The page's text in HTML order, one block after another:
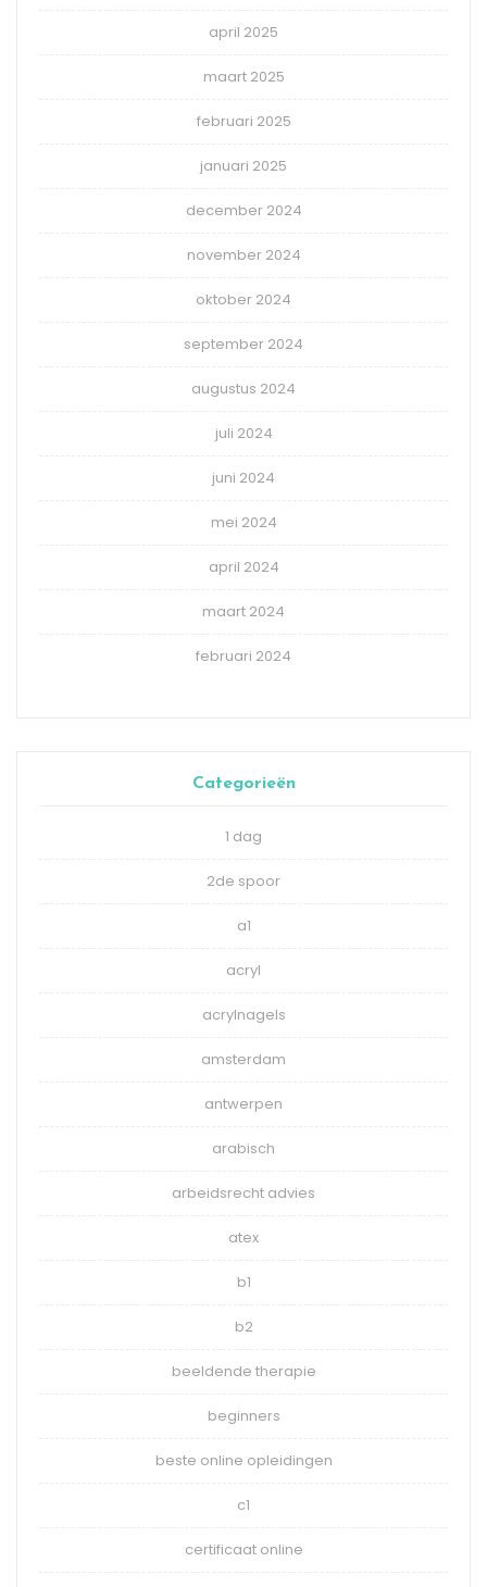
april 2025
maart 2025
februari 2025
januari 2025
december 2024
november 2024
oktober 2024
september 2024
augustus 2024
juli 2024
juni 2024
mei 2024
april 2024
maart 2024
februari 2024
Categorieën
1 dag
2de spoor
a1
acryl
acrylnagels
amsterdam
antwerpen
arabisch
arbeidsrecht advies
atex
b1
b2
beeldende therapie
beginners
beste online opleidingen
c1
certificaat online